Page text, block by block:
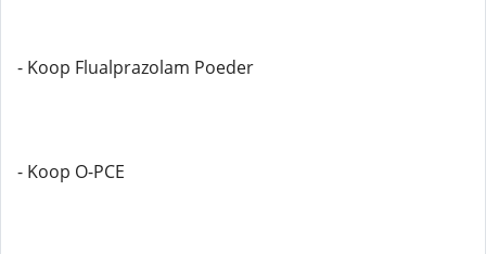
- Koop Flualprazolam Poeder
- Koop O-PCE